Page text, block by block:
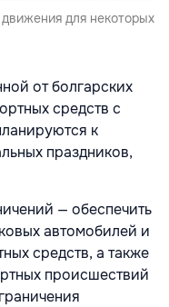
для некоторых
от болгарских
средств с
к
праздников,
— обеспечить
автомобилей и
средств, а также
происшествий